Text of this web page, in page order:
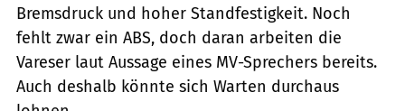
Bremsdruck und hoher Standfestigkeit. Noch
fehlt zwar ein ABS, doch daran arbeiten die
Vareser laut Aussage eines MV-Sprechers bereits.
Auch deshalb könnte sich Warten durchaus